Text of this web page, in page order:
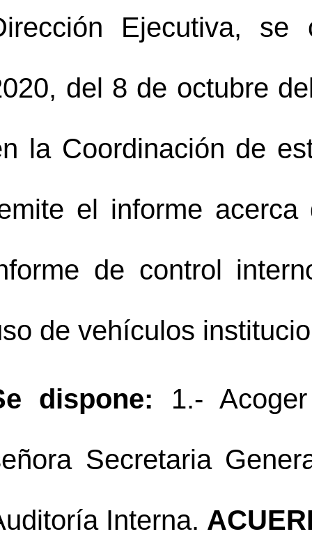
Ejecutiva, se
del 8 de octubre
la Coordinación de
el informe
de control
de vehículos
dispone: 1.-
Secretaria
Interna.